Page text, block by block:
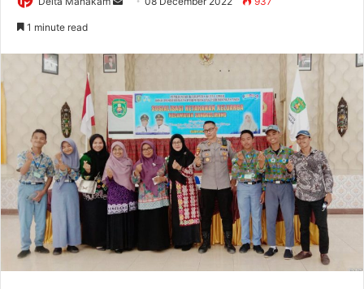
n
e
m
a
i
l
1 minute read